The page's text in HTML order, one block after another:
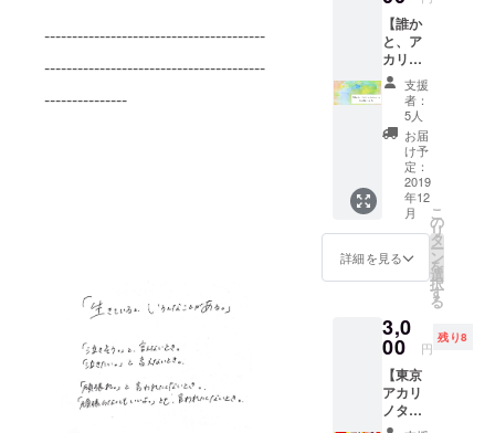
----------------------------------------
----------------------------------------
---------------
部で開
催予定
です。
本）を
お届け
しま
す。 ※
メール
アドレ
スは必
ず誤り
のない
ように
ご記入
くださ
い。
となん
でも
OK。ど
んなに
小さく
ても構
いませ
ん。 一
緒にア
カリノ
タネ、
作りま
せん
か？ 当
日まで
打ち合
わせを
いただ
きま
す。 当
【誰か
と、ア
カリノ
タネ
セット
（キャ
ンドル
＋ス
テッ
カー＋
二人で
一緒に
読める
アカリ
ノ絵
しま
す】 大
切な人
と一緒
に、ア
カリノ
支援
者：
5人
お届
け予
定：
2019
年12
月
詳細を見る
こ
の
リ
タ
ー
ン
を
選
択
す
る
3,0
00 円
残り8
【東京
アカリ
ノタネ
当日ご